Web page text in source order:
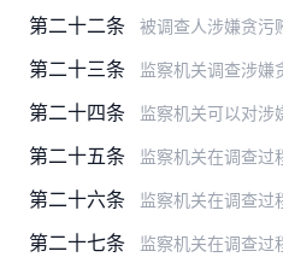
第二十二条 被调查人涉嫌贪污贿赂、失职渎职等严重职务违法或者职务犯罪，监察
第二十三条 监察机关调查涉嫌贪污贿赂、失职渎职等严重职务违法或者职务犯罪
第二十四条 监察机关可以对涉嫌职务犯罪的被调查人以及可能隐藏被调查人或者
第二十五条 监察机关在调查过程中，可以调取、查封、扣押用以证明被调查人涉
第二十六条 监察机关在调查过程中，可以直接或者指派、聘请具有专门知识、资
第二十七条 监察机关在调查过程中，对于案件中的专门性问题，可